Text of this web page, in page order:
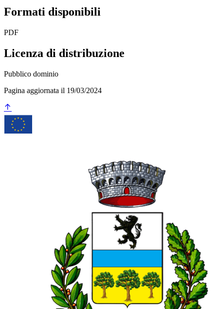
Formati disponibili
PDF
Licenza di distribuzione
Pubblico dominio
Pagina aggiornata il 19/03/2024